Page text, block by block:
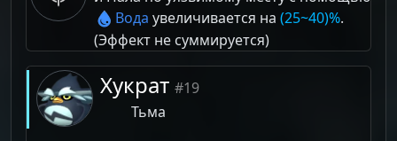
Вода увеличивается на (25~40)%.
(Эффект не суммируется)
Хукрат #19
Тьма